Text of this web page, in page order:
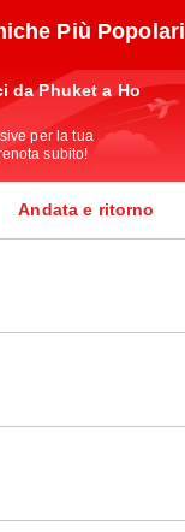
Più Popolari
da Phuket a Ho
per la tua
subito!
Andata e ritorno